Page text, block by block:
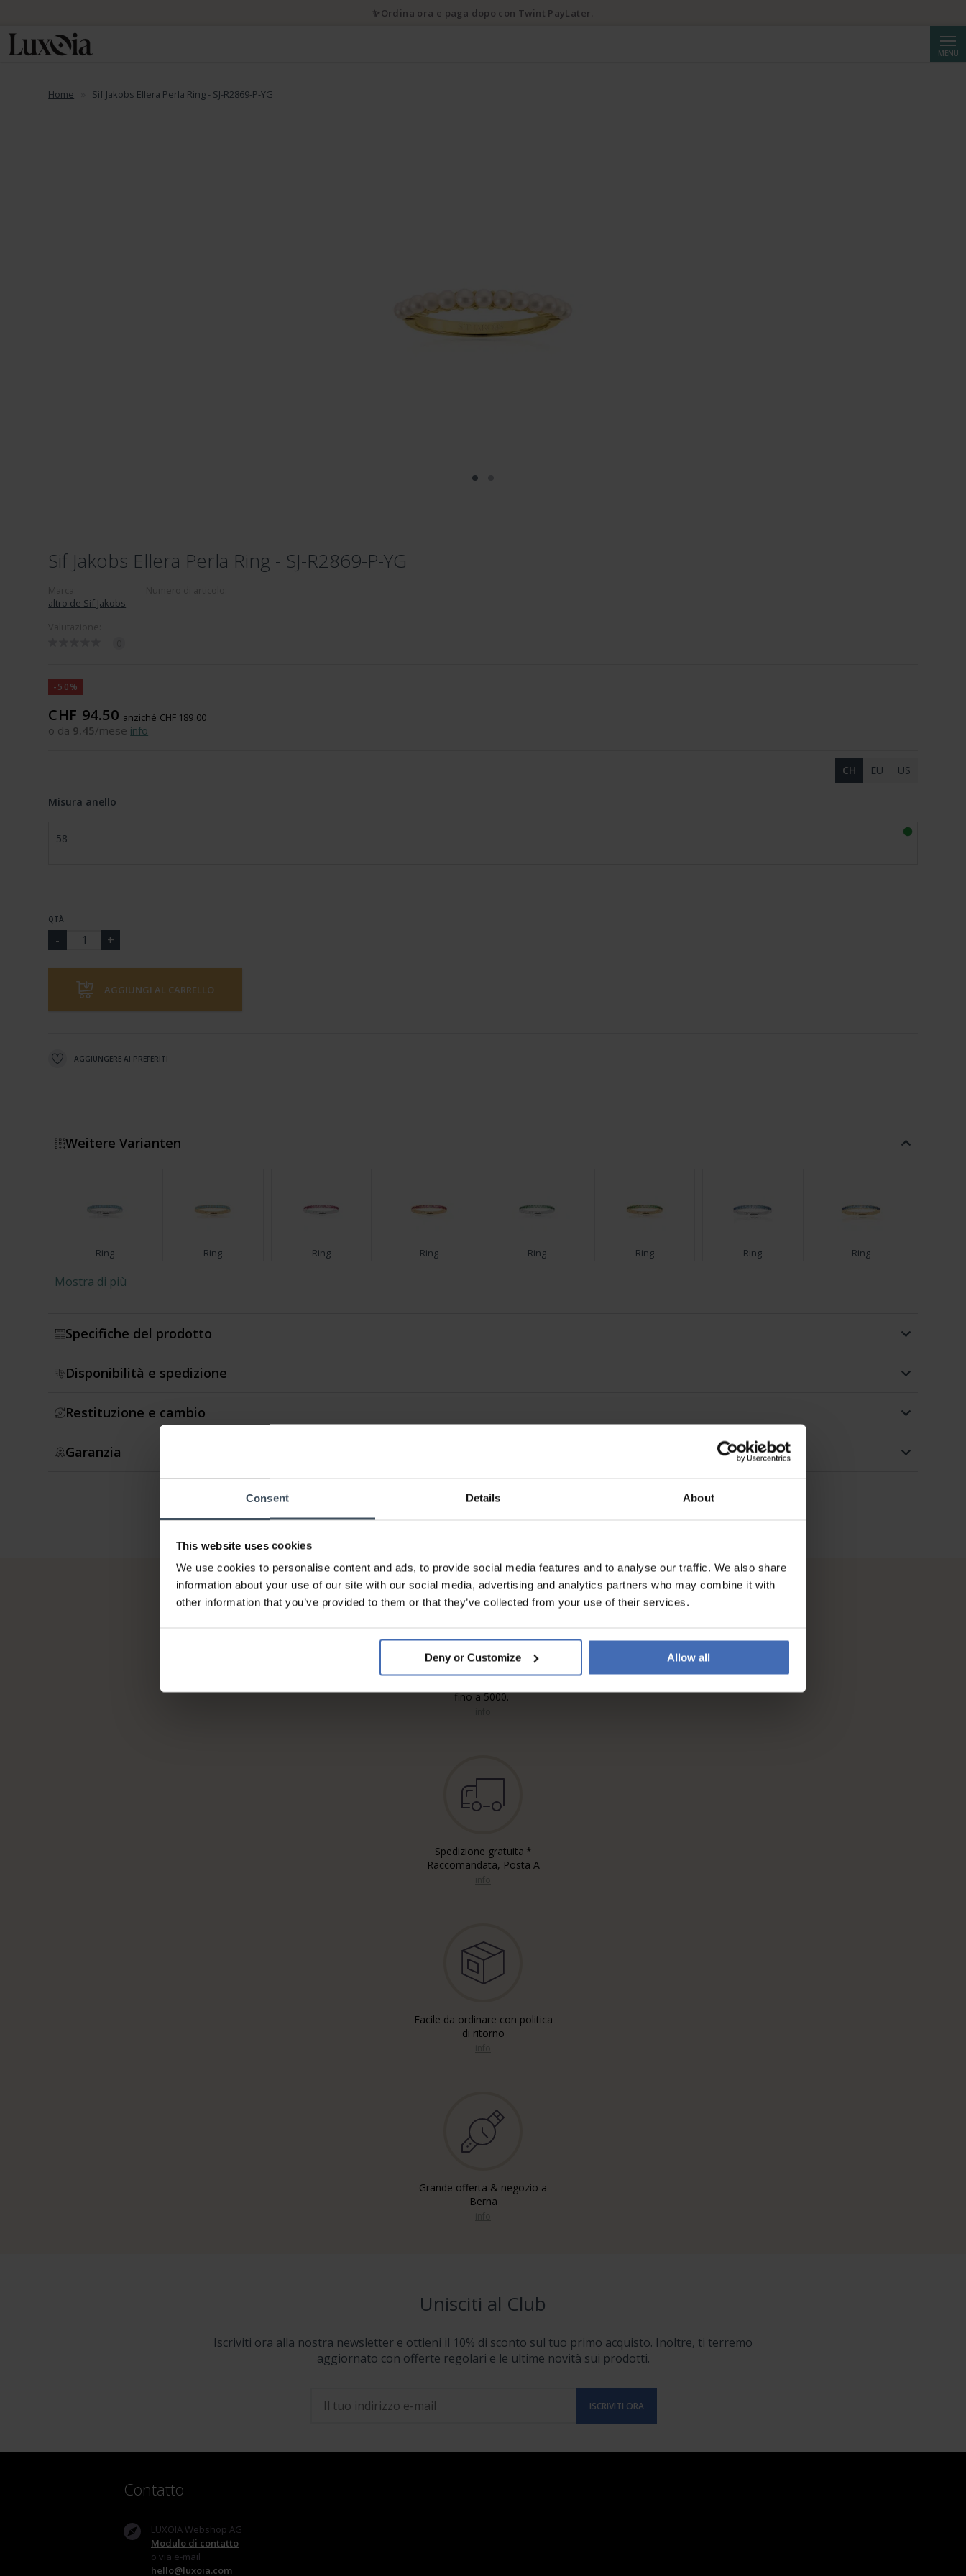
Consent Details About
This website uses cookies
We use cookies to personalise content and ads, to provide social media features and to analyse our traffic. We also share
information about your use of our site with our social media, advertising and analytics partners who may combine it with
other information that you’ve provided to them or that they’ve collected from your use of their services.
Deny or Customize Allow all
MENU
Home Sif Jakobs Ellera Perla Ring - SJ-R2869-P-YG
Sif Jakobs Ellera Perla Ring - SJ-R2869-P-YG
altro de Sif Jakobs
-
-50%
CHF 94.50 anziché CHF 189.00
o da 9.45/mese info
CH EU US
Misura anello
58
QTÀ
AGGIUNGI AL CARRELLO
AGGIUNGERE AI PREFERITI
Weitere Varianten
Ring Ring Ring Ring Ring Ring Ring Ring
Mostra di più
Specifiche del prodotto
Disponibilità e spedizione
Restituzione e cambio
Garanzia
fino a 5000.-
Spedizione gratuita'*
Raccomandata, Posta A
Facile da ordinare con politica
di ritorno
Grande offerta & negozio a
Berna
Unisciti al Club
Iscriviti ora alla nostra newsletter e ottieni il 10% di sconto sul tuo primo acquisto. Inoltre, ti terremo
aggiornato con offerte regolari e le ultime novità sui prodotti.
Contatto
LUXOIA Webshop AG
Modulo di contatto
o via e-mail
hello@luxoia.com
✨Ordina ora e paga dopo con Twint PayLater.